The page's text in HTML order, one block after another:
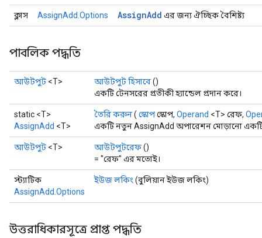
ক্লাস AssignAdd.Options AssignAdd এর জন্য ঐচ্ছিক বৈশিষ্ট্য
পাবলিক পদ্ধতি
আউটপুট <T> আউটপুট হিসাবে()
একটি টেনসরের প্রতীকী হ্যান্ডেল প্রদান করে।
static <T>
AssignAdd <T>
তৈরি করুন( স্কোপস্কোপ, Operand <T> রেফ,
একটি নতুন AssignAdd অপারেশন মোড়ানো একটি
আউটপুট <T> আউটপুটরেফ()
= "রেফ" এর মতোই।
স্ট্যাটিক
AssignAdd.Options
ইউজ লকিং (বুলিয়ান ইউজ লকিং)
উত্তরাধিকারসূত্রে প্রাপ্ত পদ্ধতি